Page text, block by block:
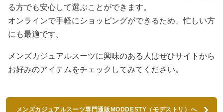
る方でも安心して選ぶことができます。
オンラインで手軽にショッピングができるため、忙しい方
にも最適です。
メンズカジュアルスーツに興味のある人はぜひサイトから
お好みのアイテムをチェックしてみてください。
メンズカジュアルスーツ専門通販MODDESTY（モデストリ）へ